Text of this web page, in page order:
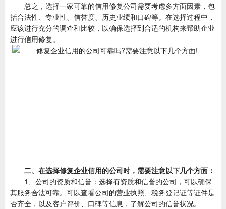
总之，选择一家可靠的信用修复公司需要考虑多方面因素，包
括合法性、专业性、信誉度、历史业绩和口碑等。在选择过程中，
应该进行充分的调查和比较，以确保选择到合适的机构来帮助企业
进行信用修复。
二、在选择修复企业信用的公司时，需要注意以下几个方面：
1、公司的资质和信誉：选择有资质和信誉的公司，可以确保
其服务合法可靠。可以查看公司的营业执照、税务登记证等证件是
否齐全，以及客户评价、口碑等信息，了解公司的信誉状况。